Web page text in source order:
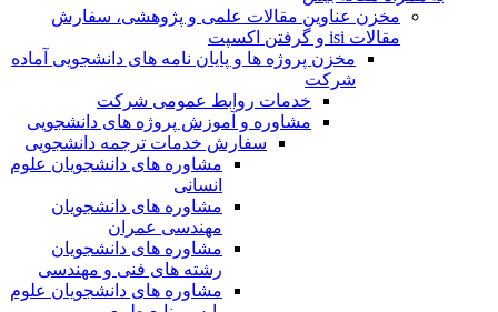
مخزن عناوین مقالات علمی و پژوهشی، سفارش
مقالات isi و گرفتن اکسپت
مخزن پروژه ها و پایان نامه های دانشجویی آماده
شرکت
خدمات روابط عمومی شرکت
مشاوره و آموزش پروژه های دانشجویی
سفارش خدمات ترجمه دانشجویی
مشاوره های دانشجویان علوم
انسانی
مشاوره های دانشجویان
مهندسی عمران
مشاوره های دانشجویان
رشته های فنی و مهندسی
مشاوره های دانشجویان علوم